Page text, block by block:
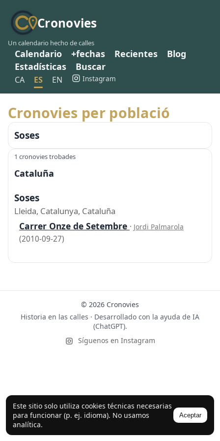
Cronovies
Un calendario hecho de calles
Calendario +fechas Recientes
Blog
Estadísticas
Buscar
CA ES EN Instagram
Este sitio solo utiliza cookies técnicas necesarias
para funcionar (p. ej. idioma). No usamos
analítica.
Aceptar
Cronovies per població
Soses
1 cronovies trobades
Cataluña
Soses
Lleida, Catalunya, Cataluña
Carrer Onze de Setembre · Jordi Palmarola
(2010-09-27)
© 2026 Cronovies
Historia en las calles · Desarrollado con la ayuda de IA
(ChatGPT).
Síguenos en Instagram